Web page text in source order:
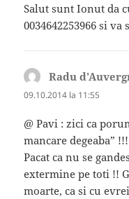
Salut sunt Ionut da
0034642253966 si
Radu
09.10.2014 la 11:55
@ Pavi : zici ca
mancare degeaba”
Pacat ca nu se
extermine pe toti !!
moarte, ca si cu